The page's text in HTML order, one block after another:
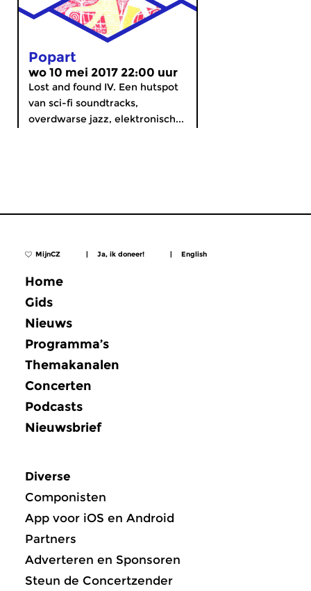
Popart
wo 10 mei 2017 22:00 uur
Lost and found IV. Een hutspot
van sci-fi soundtracks,
overdwarse jazz, elektronisch...
MijnCZ | Ja, ik doneer! | English
Home
Gids
Nieuws
Programma’s
Themakanalen
Concerten
Podcasts
Nieuwsbrief
Diverse
Componisten
App voor iOS en Android
Partners
Adverteren en Sponsoren
Steun de Concertzender